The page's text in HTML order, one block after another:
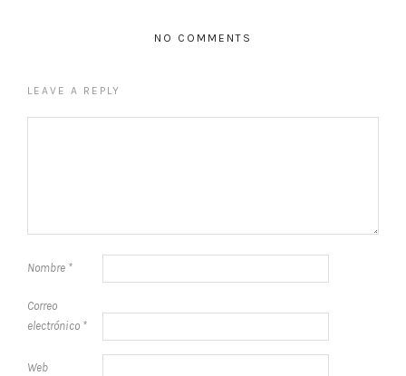
NO COMMENTS
LEAVE A REPLY
Nombre *
Correo
electrónico *
Web